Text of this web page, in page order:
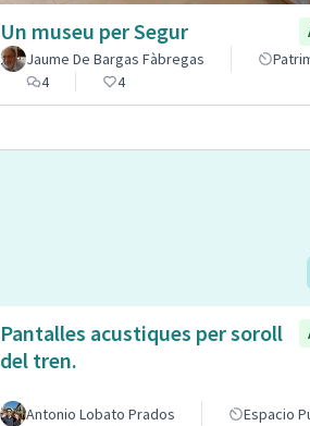
Un museu per Segur
Jaume De Bargas Fàbregas
4
4
Pantalles acustiques per soroll
del tren.
Antonio Lobato Prados
Espacio